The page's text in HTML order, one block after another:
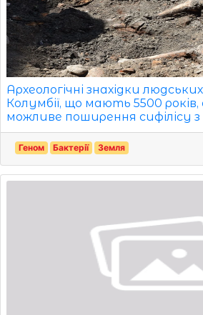
Археологічні знахідки
Колумбії, що мають 5500 років,
можливе поширення сифілісу
Геном Бактерії Земля